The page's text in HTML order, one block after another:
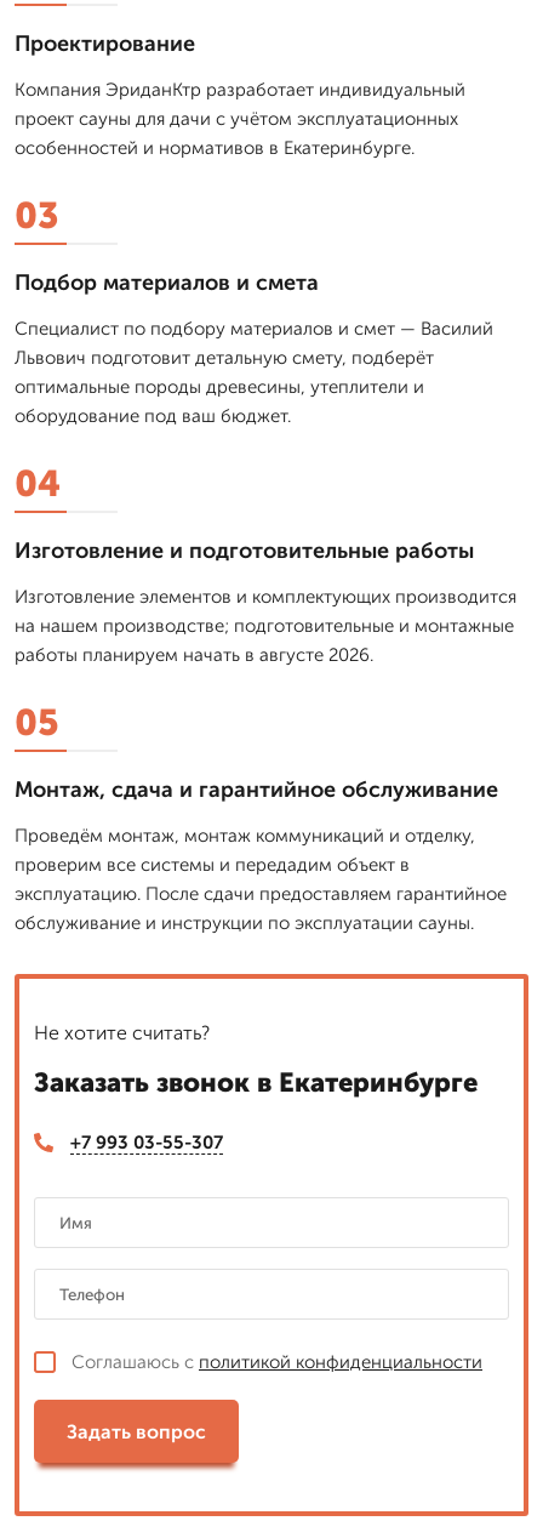
Проектирование
Компания ЭриданКтр разработает индивидуальный
проект сауны для дачи с учётом эксплуатационных
особенностей и нормативов в Екатеринбурге.
03
Подбор материалов и смета
Специалист по подбору материалов и смет — Василий
Львович подготовит детальную смету, подберёт
оптимальные породы древесины, утеплители и
оборудование под ваш бюджет.
04
Изготовление и подготовительные работы
Изготовление элементов и комплектующих производится
на нашем производстве; подготовительные и монтажные
работы планируем начать в августе 2026.
05
Монтаж, сдача и гарантийное обслуживание
Проведём монтаж, монтаж коммуникаций и отделку,
проверим все системы и передадим объект в
эксплуатацию. После сдачи предоставляем гарантийное
обслуживание и инструкции по эксплуатации сауны.
Не хотите считать?
Заказать звонок в Екатеринбурге
+7 993 03-55-307
Соглашаюсь с политикой конфиденциальности
Задать вопрос